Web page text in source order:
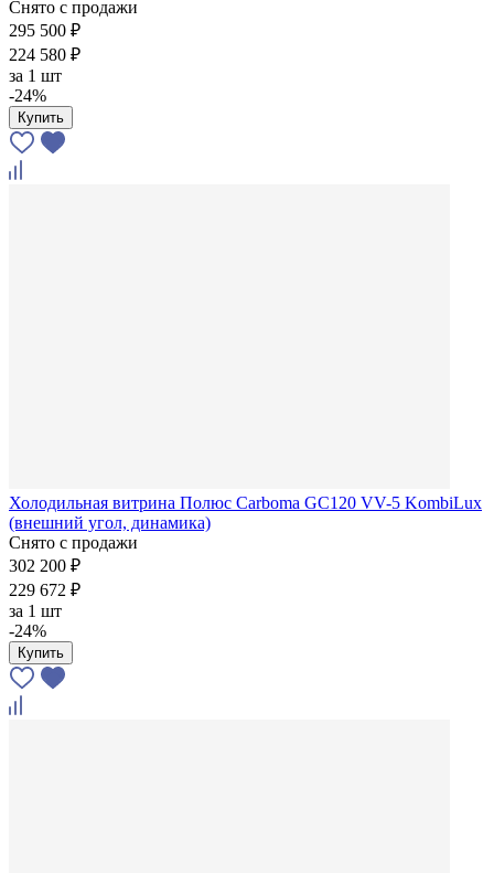
Снято с продажи
295 500 ₽
224 580 ₽
за 1 шт
-24%
Купить
Холодильная витрина Полюс Carboma GC120 VV-5 KombiLux
(внешний угол, динамика)
Снято с продажи
302 200 ₽
229 672 ₽
за 1 шт
-24%
Купить